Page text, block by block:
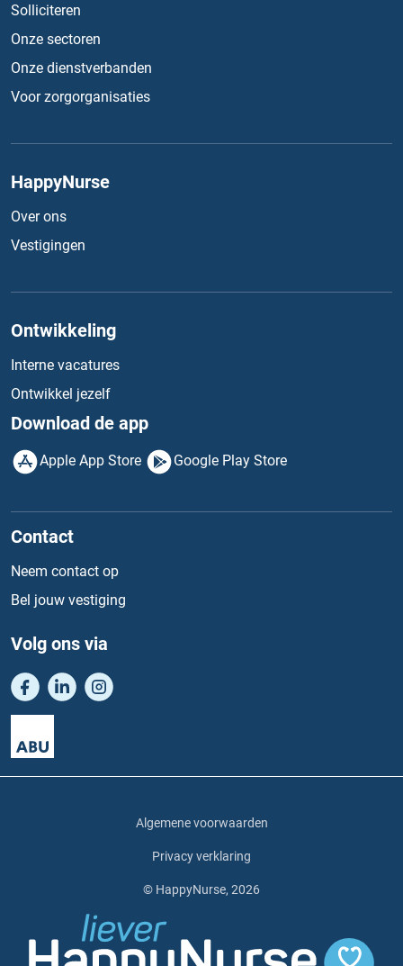
Solliciteren
Onze sectoren
Onze dienstverbanden
Voor zorgorganisaties
HappyNurse
Over ons
Vestigingen
Ontwikkeling
Interne vacatures
Ontwikkel jezelf
Download de app
Apple App Store Google Play Store
Contact
Neem contact op
Bel jouw vestiging
Volg ons via
Algemene voorwaarden
Privacy verklaring
© HappyNurse, 2026